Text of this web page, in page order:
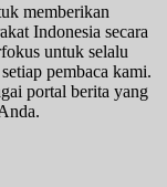
memberikan
Indonesia secara
untuk selalu
pembaca kami.
portal berita yang